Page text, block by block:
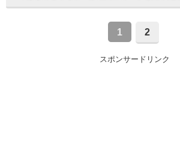
1 2
スポンサードリンク